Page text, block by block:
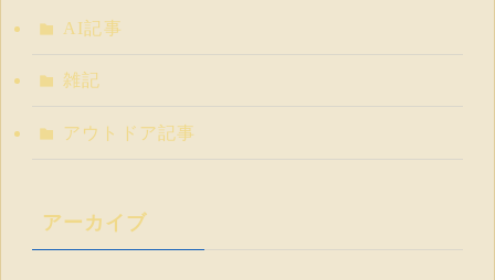
AI記事
雑記
アウトドア記事
アーカイブ